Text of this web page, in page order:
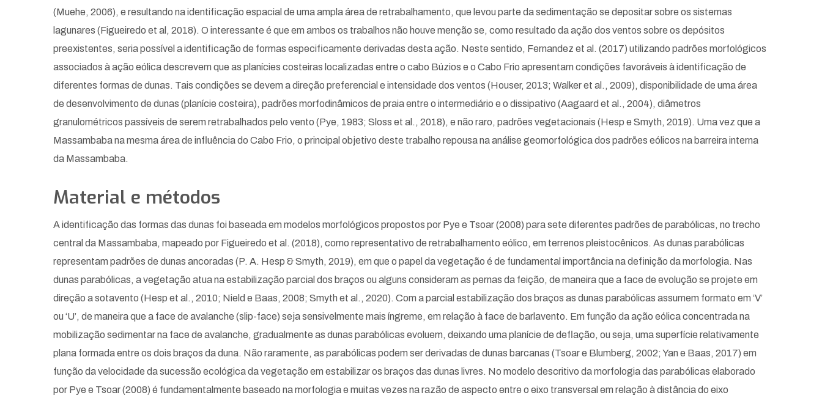
(Muehe, 2006), e resultando na identificação espacial de uma ampla área de retrabalhamento, que levou parte da sedimentação se depositar sobre os sistemas
lagunares (Figueiredo et al, 2018). O interessante é que em ambos os trabalhos não houve menção se, como resultado da ação dos ventos sobre os depósitos
preexistentes, seria possível a identificação de formas especificamente derivadas desta ação. Neste sentido, Fernandez et al. (2017) utilizando padrões morfológicos
associados à ação eólica descrevem que as planícies costeiras localizadas entre o cabo Búzios e o Cabo Frio apresentam condições favoráveis à identificação de
diferentes formas de dunas. Tais condições se devem a direção preferencial e intensidade dos ventos (Houser, 2013; Walker et al., 2009), disponibilidade de uma área
de desenvolvimento de dunas (planície costeira), padrões morfodinâmicos de praia entre o intermediário e o dissipativo (Aagaard et al., 2004), diâmetros
granulométricos passíveis de serem retrabalhados pelo vento (Pye, 1983; Sloss et al., 2018), e não raro, padrões vegetacionais (Hesp e Smyth, 2019). Uma vez que a
Massambaba na mesma área de influência do Cabo Frio, o principal objetivo deste trabalho repousa na análise geomorfológica dos padrões eólicos na barreira interna
da Massambaba.
Material e métodos
A identificação das formas das dunas foi baseada em modelos morfológicos propostos por Pye e Tsoar (2008) para sete diferentes padrões de parabólicas, no trecho
central da Massambaba, mapeado por Figueiredo et al. (2018), como representativo de retrabalhamento eólico, em terrenos pleistocênicos. As dunas parabólicas
representam padrões de dunas ancoradas (P. A. Hesp & Smyth, 2019), em que o papel da vegetação é de fundamental importância na definição da morfologia. Nas
dunas parabólicas, a vegetação atua na estabilização parcial dos braços ou alguns consideram as pernas da feição, de maneira que a face de evolução se projete em
direção a sotavento (Hesp et al., 2010; Nield e Baas, 2008; Smyth et al., 2020). Com a parcial estabilização dos braços as dunas parabólicas assumem formato em ‘V’
ou ‘U’, de maneira que a face de avalanche (slip-face) seja sensivelmente mais íngreme, em relação à face de barlavento. Em função da ação eólica concentrada na
mobilização sedimentar na face de avalanche, gradualmente as dunas parabólicas evoluem, deixando uma planície de deflação, ou seja, uma superfície relativamente
plana formada entre os dois braços da duna. Não raramente, as parabólicas podem ser derivadas de dunas barcanas (Tsoar e Blumberg, 2002; Yan e Baas, 2017) em
função da velocidade da sucessão ecológica da vegetação em estabilizar os braços das dunas livres. No modelo descritivo da morfologia das parabólicas elaborado
por Pye e Tsoar (2008) é fundamentalmente baseado na morfologia e muitas vezes na razão de aspecto entre o eixo transversal em relação à distância do eixo